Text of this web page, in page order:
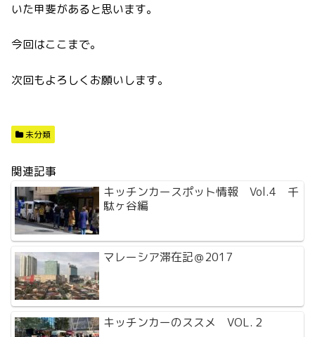
いた甲斐があると思います。
今回はここまで。
次回もよろしくお願いします。
未分類
関連記事
キッチンカースポット情報 Vol.4 千
駄ヶ谷編
マレーシア滞在記＠2017
キッチンカーのススメ VOL.２